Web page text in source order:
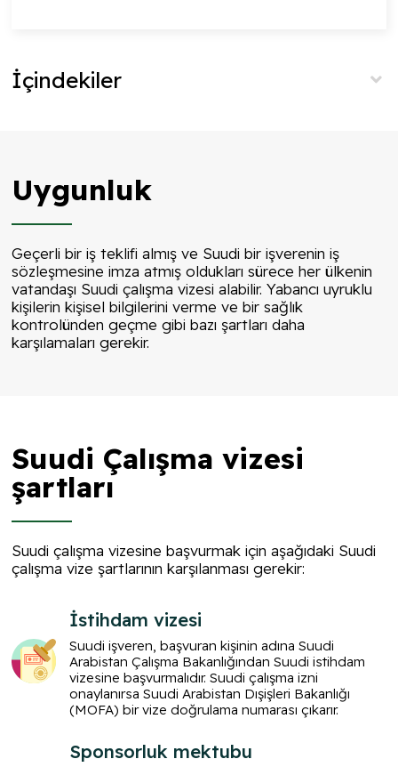
İçindekiler
Uygunluk
Geçerli bir iş teklifi almış ve Suudi bir işverenin iş
sözleşmesine imza atmış oldukları sürece her ülkenin
vatandaşı Suudi çalışma vizesi alabilir. Yabancı uyruklu
kişilerin kişisel bilgilerini verme ve bir sağlık
kontrolünden geçme gibi bazı şartları daha
karşılamaları gerekir.
Suudi Çalışma vizesi
şartları
Suudi çalışma vizesine başvurmak için aşağıdaki Suudi
çalışma vize şartlarının karşılanması gerekir:
İstihdam vizesi
Suudi işveren, başvuran kişinin adına Suudi
Arabistan Çalışma Bakanlığından Suudi istihdam
vizesine başvurmalıdır. Suudi çalışma izni
onaylanırsa Suudi Arabistan Dışişleri Bakanlığı
(MOFA) bir vize doğrulama numarası çıkarır.
Sponsorluk mektubu